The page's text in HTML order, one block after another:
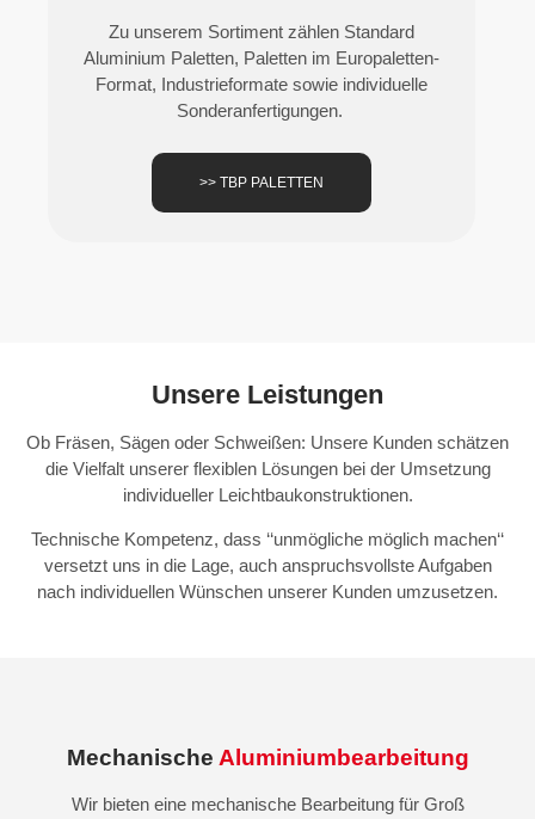
Zu unserem Sortiment zählen Standard
Aluminium Paletten, Paletten im Europaletten-
Format, Industrieformate sowie individuelle
Sonderanfertigungen.
>> TBP PALETTEN
Unsere Leistungen
Ob Fräsen, Sägen oder Schweißen: Unsere Kunden schätzen
die Vielfalt unserer flexiblen Lösungen bei der Umsetzung
individueller Leichtbaukonstruktionen.
Technische Kompetenz, dass ‘‘unmögliche möglich machen‘‘
versetzt uns in die Lage, auch anspruchsvollste Aufgaben
nach individuellen Wünschen unserer Kunden umzusetzen.
Mechanische Aluminiumbearbeitung
Wir bieten eine mechanische Bearbeitung für Groß